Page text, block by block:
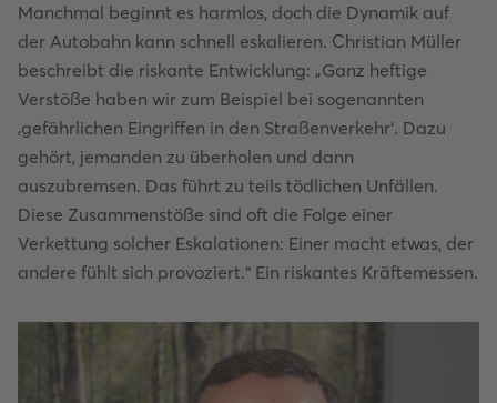
Manchmal beginnt es harmlos, doch die Dynamik auf
der Autobahn kann schnell eskalieren. Christian Müller
beschreibt die riskante Entwicklung: „Ganz heftige
Verstöße haben wir zum Beispiel bei sogenannten
‚gefährlichen Eingriffen in den Straßenverkehr‘. Dazu
gehört, jemanden zu überholen und dann
auszubremsen. Das führt zu teils tödlichen Unfällen.
Diese Zusammenstöße sind oft die Folge einer
Verkettung solcher Eskalationen: Einer macht etwas, der
andere fühlt sich provoziert.“ Ein riskantes Kräftemessen.